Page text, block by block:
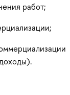
работ;